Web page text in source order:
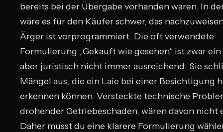
bereits bei der Übergabe vorhanden waren. In
wäre es für den Käufer schwer, das
Ärger ist vorprogrammiert. Die oft verwendete
Formulierung „Gekauft wie gesehen“ ist zwar
aber juristisch nicht immer ausreichend. Sie
Mängel aus, die ein Laie bei einer Besichtigung
erkennen können. Versteckte technische
drohender Getriebeschaden, wären davon nicht
Daher musst du eine klarere Formulierung